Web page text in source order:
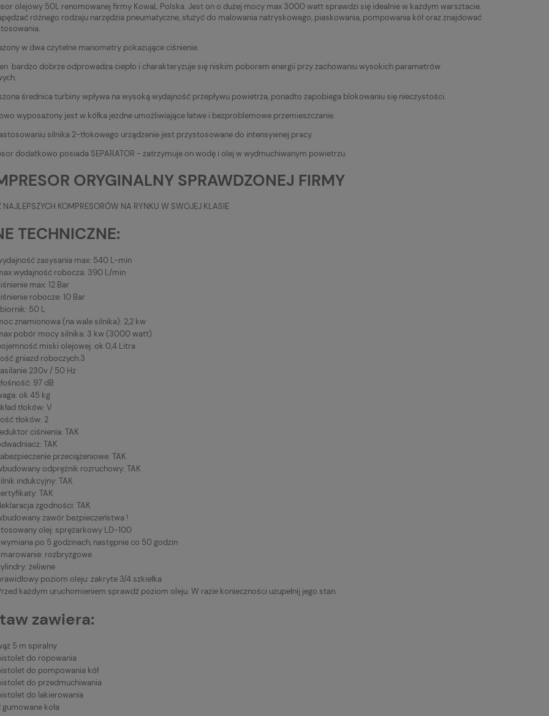
olejowy 50L renomowanej firmy KowaL Polska. Jest on o dużej mocy max 3000 watt sprawdzi się idealnie w każdym warsztacie.
różnego rodzaju narzędzia pneumatyczne, służyć do malowania natryskowego, piaskowania, pompowania kół oraz znajdować
w dwa czytelne manometry pokazujące ciśnienie.
bardzo dobrze odprowadza ciepło i charakteryzuje się niskim poborem energii przy zachowaniu wysokich parametrów
średnica turbiny wpływa na wysoką wydajność przepływu powietrza, ponadto zapobiega blokowaniu się nieczystości.
wyposażony jest w kółka jezdne umożliwiające łatwe i bezproblemowe przemieszczanie.
silnika 2-tłokowego urządzenie jest przystosowane do intensywnej pracy.
dodatkowo posiada SEPARATOR - zatrzymuje on wodę i olej w wydmuchiwanym powietrzu.
ORYGINALNY SPRAWDZONEJ FIRMY
NAJLEPSZYCH KOMPRESORÓW NA RYNKU W SWOJEJ KLASIE
TECHNICZNE:
zasysania max: 540 L-min
wydajność robocza: 390 L/min
max: 12 Bar
robocze: 10 Bar
50 L
znamionowa (na wale silnika): 2,2 kw
pobór mocy silnika: 3 kw (3000 watt)
miski olejowej: ok 0,4 Litra
gniazd roboczych:3
230v / 50 Hz
97 dB
ok 45 kg
tłoków: V
tłoków: 2
ciśnienia: TAK
TAK
przeciążeniowe: TAK
odprężnik rozruchowy: TAK
indukcyjny: TAK
TAK
zgodności: TAK
zawór bezpieczeństwa !
olej: sprężarkowy LD-100
wymiana po 5 godzinach, następnie co 50 godzin
rozbryzgowe
żeliwne
poziom oleju: zakryte 3/4 szkiełka
każdym uruchomieniem sprawdź poziom oleju. W razie konieczności uzupełnij jego stan.
zawiera:
5 m spiralny
do ropowania
do pompowania kół
do przedmuchiwania
do lakierowania
gumowane koła